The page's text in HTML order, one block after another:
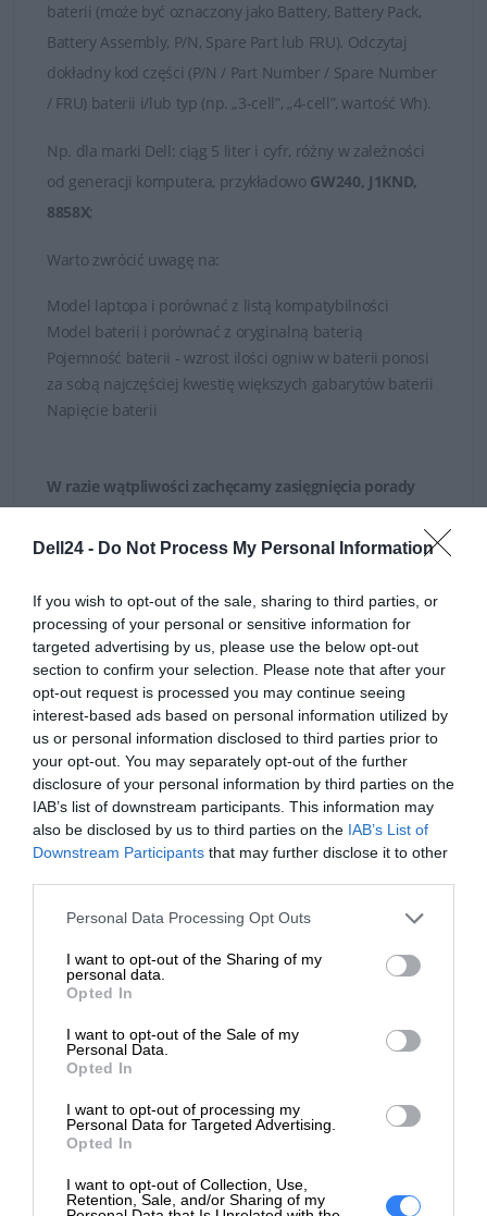
Dell24 - Do Not Process My Personal Information
If you wish to opt-out of the sale, sharing to third parties, or
processing of your personal or sensitive information for
targeted advertising by us, please use the below opt-out
section to confirm your selection. Please note that after your
opt-out request is processed you may continue seeing
interest-based ads based on personal information utilized by
us or personal information disclosed to third parties prior to
your opt-out. You may separately opt-out of the further
disclosure of your personal information by third parties on the
IAB’s list of downstream participants. This information may
also be disclosed by us to third parties on the IAB’s List of
Downstream Participants that may further disclose it to other
Personal Data Processing Opt Outs
I want to opt-out of the Sharing of my
personal data.
Opted In
I want to opt-out of the Sale of my
Personal Data.
Opted In
I want to opt-out of processing my
Personal Data for Targeted Advertising.
Opted In
I want to opt-out of Collection, Use,
Retention, Sale, and/or Sharing of my
baterii (może być oznaczony jako Battery, Battery Pack,
Battery Assembly, P/N, Spare Part lub FRU). Odczytaj
dokładny kod części (P/N / Part Number / Spare Number
/ FRU) baterii i/lub typ (np. „3-cell”, „4-cell”, wartość Wh).
Np. dla marki Dell: ciąg 5 liter i cyfr, różny w zależności
od generacji komputera, przykładowo GW240, J1KND,
8858X;
Warto zwrócić uwagę na:
Model laptopa i porównać z listą kompatybilności
Model baterii i porównać z oryginalną baterią
Pojemność baterii - wzrost ilości ogniw w baterii ponosi
za sobą najczęściej kwestię większych gabarytów baterii
Napięcie baterii
W razie wątpliwości zachęcamy zasięgnięcia porady
wiedzą zarówno poprzezkontakt telefoniczny jak
OPIS PRODUKTU
Czas realizacji zamówienia:
W celu potwierdzenia kompatybilności baterii prosimy o
kontakt.